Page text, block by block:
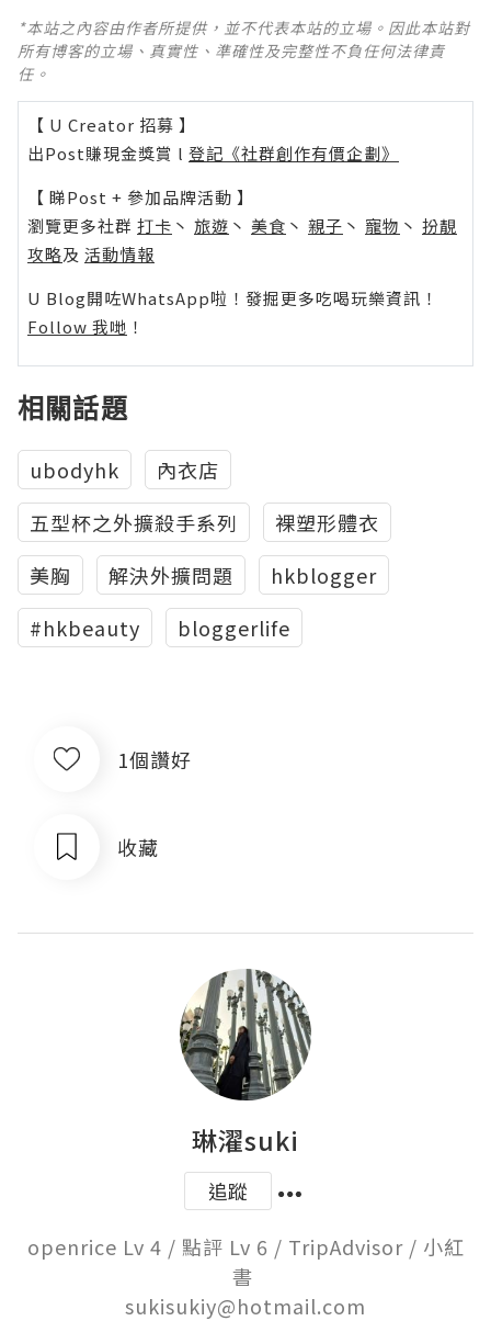
*本站之內容由作者所提供，並不代表本站的立場。因此本站對
所有博客的立場、真實性、準確性及完整性不負任何法律責
任。
【 U Creator 招募 】
出Post賺現金獎賞 l 登記《社群創作有價企劃》
【 睇Post + 參加品牌活動 】
瀏覽更多社群 打卡 丶 旅遊 丶 美食 丶 親子 丶 寵物 丶 扮靚
攻略及 活動情報
U Blog開咗WhatsApp啦！發掘更多吃喝玩樂資訊！
Follow 我哋 ！
相關話題
ubodyhk
內衣店
五型杯之外擴殺手系列
裸塑形體衣
美胸
解決外擴問題
hkblogger
#hkbeauty
bloggerlife
1個讚好
收藏
琳濯suki
追蹤
openrice Lv 4 / 點評 Lv 6 / TripAdvisor / 小紅
書
sukisukiy@hotmail.com